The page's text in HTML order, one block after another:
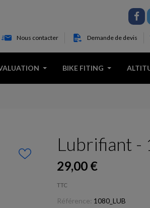
Nous contacter Demande de devis
BIKE FITING
Lubrifiant -
29,00 €
TTC
Référence: 1080_LUB